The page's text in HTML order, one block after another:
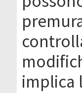
implica